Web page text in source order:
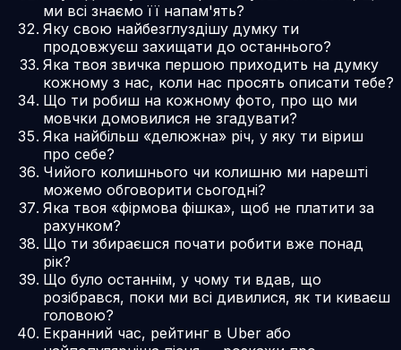
ми всі знаємо її напам'ять?
Яку свою найбезглуздішу думку ти
продовжуєш захищати до останнього?
Яка твоя звичка першою приходить на думку
кожному з нас, коли нас просять описати тебе?
Що ти робиш на кожному фото, про що ми
мовчки домовилися не згадувати?
Яка найбільш «делюжна» річ, у яку ти віриш
про себе?
Чийого колишнього чи колишню ми нарешті
можемо обговорити сьогодні?
Яка твоя «фірмова фішка», щоб не платити за
рахунком?
Що ти збираєшся почати робити вже понад
рік?
Що було останнім, у чому ти вдав, що
розібрався, поки ми всі дивилися, як ти киваєш
головою?
Екранний час, рейтинг в Uber або